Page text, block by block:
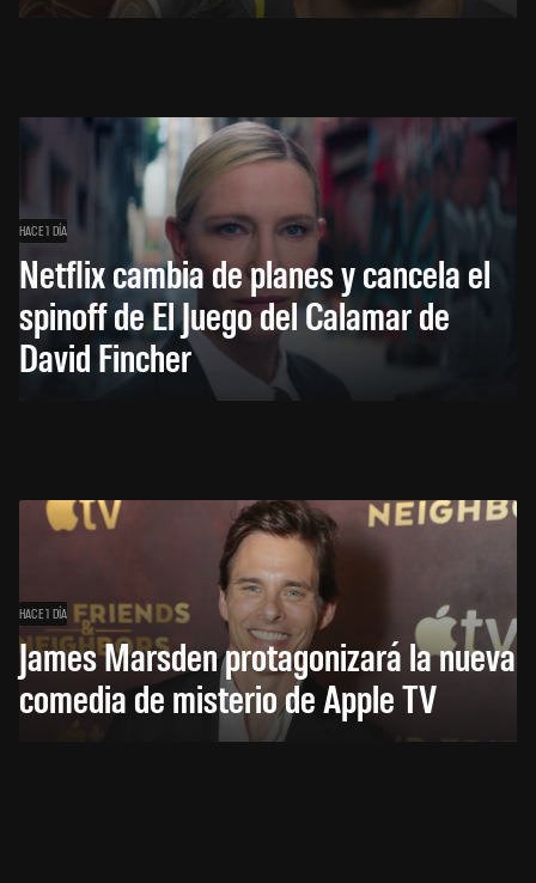
HACE 1 DÍA
Netflix cambia de planes y cancela el
spinoff de El Juego del Calamar de
David Fincher
HACE 1 DÍA
James Marsden protagonizará la nueva
comedia de misterio de Apple TV